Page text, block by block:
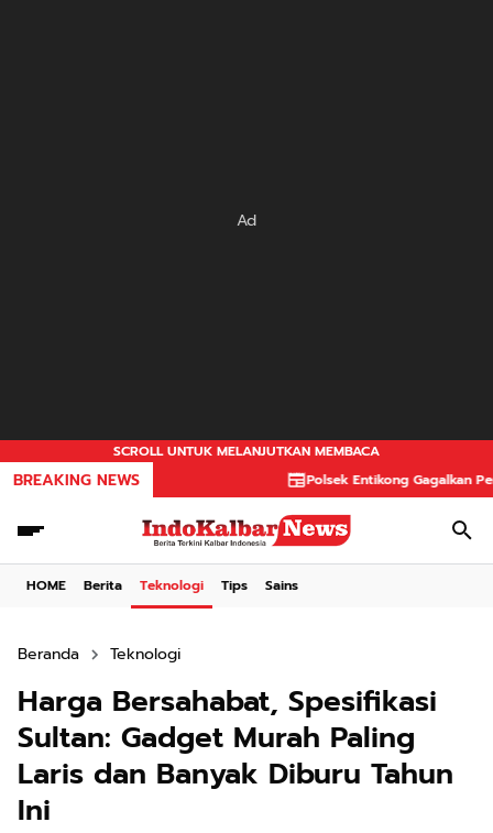
Ad
SCROLL UNTUK MELANJUTKAN MEMBACA
BREAKING NEWS Polsek Entikong Gagalkan
HOME Berita Teknologi Tips Sains
Beranda Teknologi
Harga Bersahabat, Spesifikasi
Sultan: Gadget Murah Paling
Laris dan Banyak Diburu Tahun
Ini